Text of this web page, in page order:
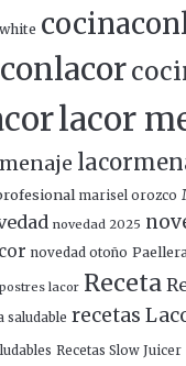
lacor
marisel orozco
novedad 2025
novedad otoño
postres lacor Receta
saludable recetas
Recetas Slow Juicer